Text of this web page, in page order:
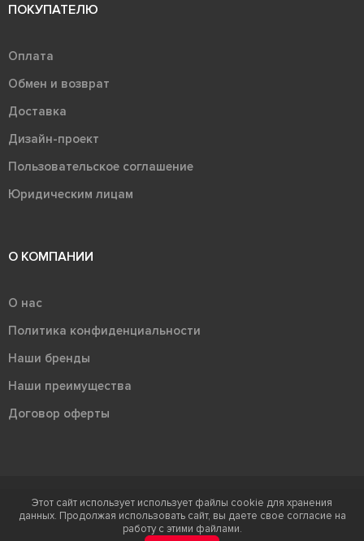
ПОКУПАТЕЛЮ
Оплата
Обмен и возврат
Доставка
Дизайн-проект
Пользовательское соглашение
Юридическим лицам
О КОМПАНИИ
О нас
Политика конфиденциальности
Наши бренды
Наши преимущества
Договор оферты
Терра - территория керамики 2026
Ⓒ Правообладателем товарного знака "Терра" является ООО "Атлас-
Этот сайт использует использует файлы cookie для хранения
данных. Продолжая использовать сайт, вы даете свое согласие на
работу с этими файлами.